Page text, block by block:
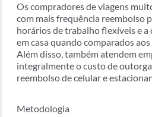
Os compradores de viagens
com mais frequência reembolso
horários de trabalho flexíveis e a
em casa quando comparados
Além disso, também atendem
integralmente o custo de
reembolso de celular e
Metodologia